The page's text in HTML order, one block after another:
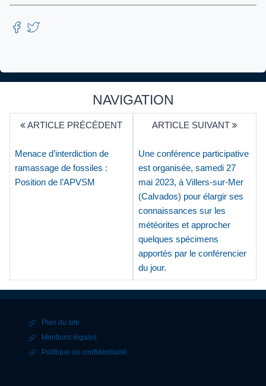
NAVIGATION
ARTICLE PRÉCÉDENT
Menace d’interdiction de
ramassage de fossiles :
Position de l’APVSM
ARTICLE SUIVANT
Une conférence participative
est organisée, samedi 27
mai 2023, à Villers-sur-Mer
(Calvados) pour élargir ses
connaissances sur les
météorites et approcher
quelques spécimens
apportés par le conférencier
du jour.
Plan du site
Mentions légales
Politique de confidentialité